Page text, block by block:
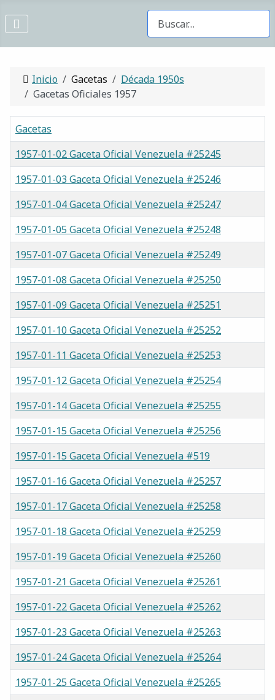
Buscar Gacetas
Inicio Gacetas
Década 1950s
Gacetas Oficiales 1957
Gacetas
1957-01-02 Gaceta Oficial Venezuela #25245
1957-01-03 Gaceta Oficial Venezuela #25246
1957-01-04 Gaceta Oficial Venezuela #25247
1957-01-05 Gaceta Oficial Venezuela #25248
1957-01-07 Gaceta Oficial Venezuela #25249
1957-01-08 Gaceta Oficial Venezuela #25250
1957-01-09 Gaceta Oficial Venezuela #25251
1957-01-10 Gaceta Oficial Venezuela #25252
1957-01-11 Gaceta Oficial Venezuela #25253
1957-01-12 Gaceta Oficial Venezuela #25254
1957-01-14 Gaceta Oficial Venezuela #25255
1957-01-15 Gaceta Oficial Venezuela #25256
1957-01-15 Gaceta Oficial Venezuela #519
1957-01-16 Gaceta Oficial Venezuela #25257
1957-01-17 Gaceta Oficial Venezuela #25258
1957-01-18 Gaceta Oficial Venezuela #25259
1957-01-19 Gaceta Oficial Venezuela #25260
1957-01-21 Gaceta Oficial Venezuela #25261
1957-01-22 Gaceta Oficial Venezuela #25262
1957-01-23 Gaceta Oficial Venezuela #25263
1957-01-24 Gaceta Oficial Venezuela #25264
1957-01-25 Gaceta Oficial Venezuela #25265